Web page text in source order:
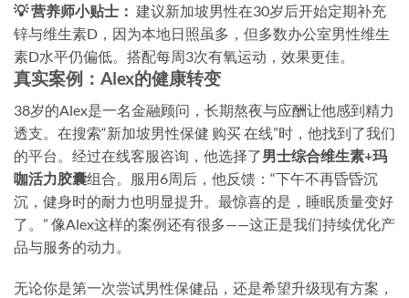
💡 营养师小贴士： 建议新加坡男性在30岁后开始定期补充
锌与维生素D，因为本地日照虽多，但多数办公室男性维生
素D水平仍偏低。搭配每周3次有氧运动，效果更佳。
真实案例：Alex的健康转变
38岁的Alex是一名金融顾问，长期熬夜与应酬让他感到精力
透支。在搜索“新加坡男性保健 购买 在线”时，他找到了我们
的平台。经过在线客服咨询，他选择了男士综合维生素+玛
咖活力胶囊组合。服用6周后，他反馈：“下午不再昏昏沉
沉，健身时的耐力也明显提升。最惊喜的是，睡眠质量变好
了。” 像Alex这样的案例还有很多——这正是我们持续优化产
品与服务的动力。
无论你是第一次尝试男性保健品，还是希望升级现有方案，